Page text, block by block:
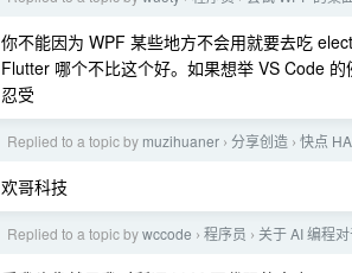
你不能因为 WPF 某些地方不会用就要去吃
Flutter 哪个不比这个好。如果想举 VS Code
忍受
Replied to a topic by muzihuaner › 分享创造 › 快点
欢哥科技
Replied to a topic bywccode › 程序员 › 关于 AI 编程